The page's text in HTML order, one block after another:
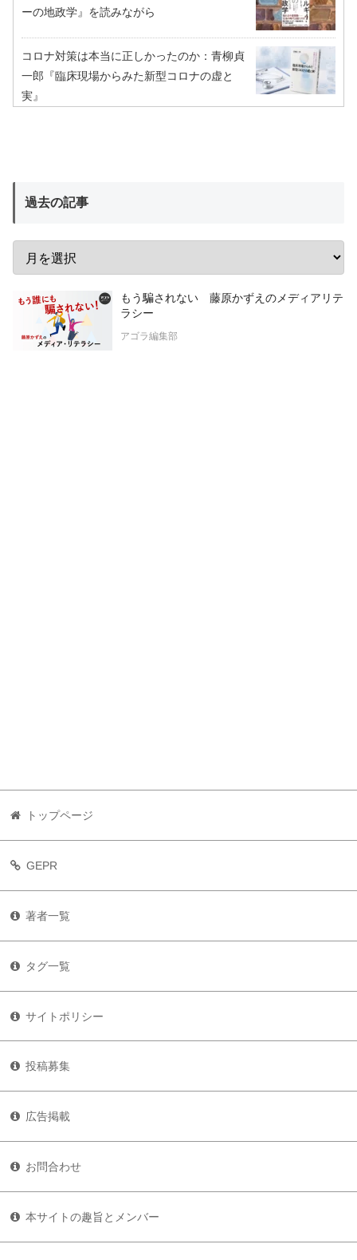
ーの地政学』を読みながら
コロナ対策は本当に正しかったのか：青柳貞
一郎『臨床現場からみた新型コロナの虚と
実』
過去の記事
もう騙されない 藤原かずえのメディアリテ
ラシー
アゴラ編集部
トップページ
GEPR
著者一覧
タグ一覧
サイトポリシー
投稿募集
広告掲載
お問合わせ
本サイトの趣旨とメンバー